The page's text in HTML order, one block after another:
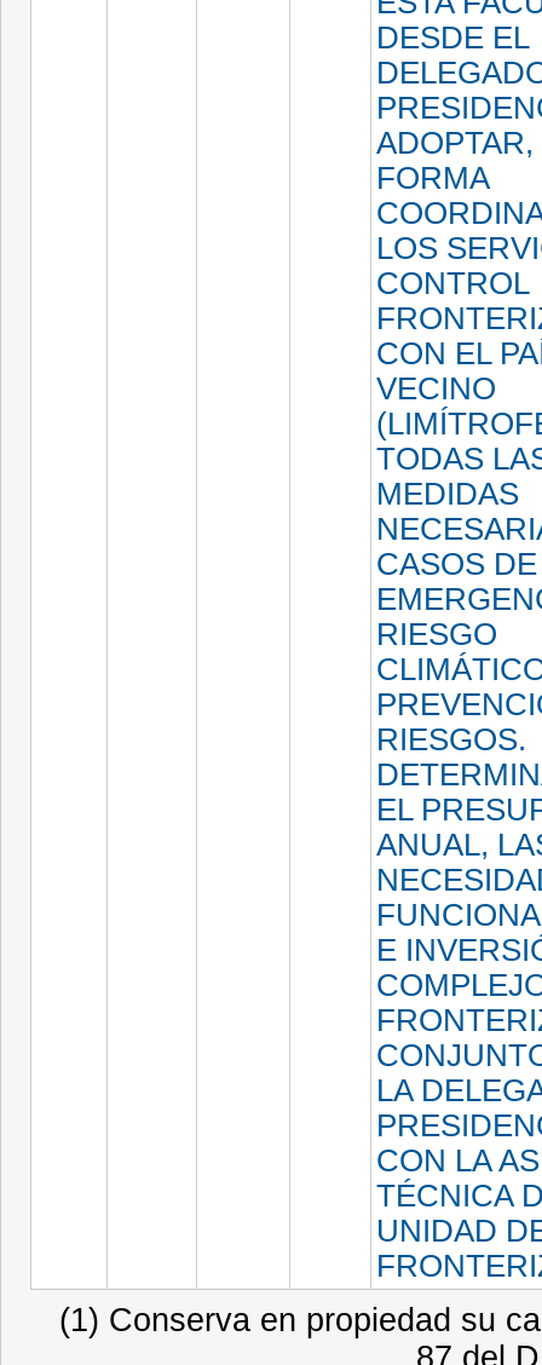
DESDE EL
ADOPTAR,
FORMA
LOS
CONTROL
CON EL
VECINO
TODAS
MEDIDAS
CASOS DE
RIESGO
RIESGOS.
EL
ANUAL,
E
LA
CON LA
TÉCNICA
UNIDAD
(1) Conserva en propiedad su
87 del